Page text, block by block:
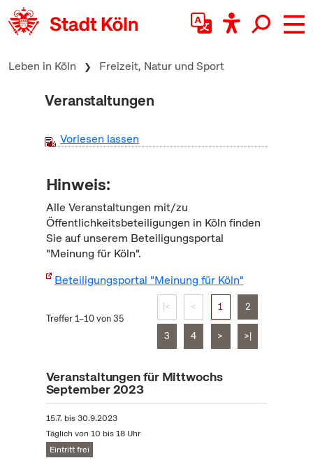
zum Inhalt springen
Leben in Köln Freizeit, Natur und Sport
Veranstaltungen
Vorlesen lassen
Hinweis:
Alle Veranstaltungen mit/zu
Öffentlichkeitsbeteiligungen in Köln finden
Sie auf unserem Beteiligungsportal
"Meinung für Köln".
Beteiligungsportal "Meinung für Köln"
Treffer 1–10 von 35
|< < 1 2
3 4 > >|
Veranstaltungen für Mittwochs
September 2023
15.7. bis30.9.2023
Täglich von 10 bis 18 Uhr
Eintritt frei